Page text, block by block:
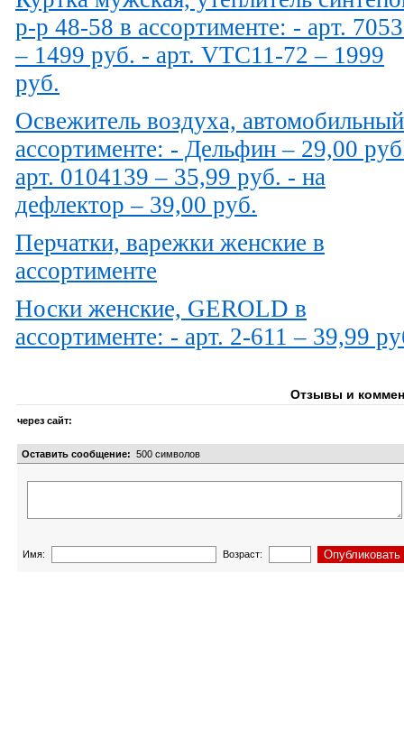
р-р 48-58 в ассортименте: - арт.
– 1499 руб. - арт. VTC11-72 – 1999
руб.
Освежитель воздуха,
ассортименте: - Дельфин – 29,00
арт. 0104139 – 35,99 руб. - на
дефлектор – 39,00 руб.
Перчатки, варежки женские в
ассортименте
Носки женские, GEROLD в
ассортименте: - арт. 2-611 – 39,99
Отзывы и
через сайт:
Оставить сообщение: 500 символов
Имя: Возраст: